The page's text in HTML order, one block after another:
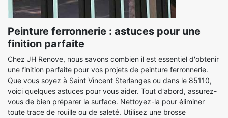
Peinture ferronnerie : astuces pour une
finition parfaite
Chez JH Renove, nous savons combien il est essentiel d'obtenir
une finition parfaite pour vos projets de peinture ferronnerie.
Que vous soyez à Saint Vincent Sterlanges ou dans le 85110,
voici quelques astuces pour vous aider. Tout d'abord, assurez-
vous de bien préparer la surface. Nettoyez-la pour éliminer
toute trace de rouille ou de saleté. Utilisez une brosse